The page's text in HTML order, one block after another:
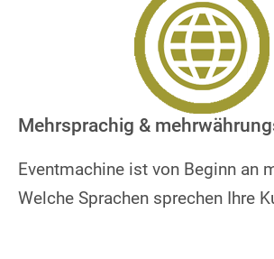
Mehrsprachig &
Eventmachine ist von Beginn an
Welche Sprachen sprechen Ihre